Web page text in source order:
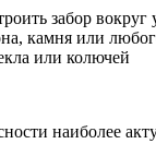
забор
камня или
или колючей
наиболее